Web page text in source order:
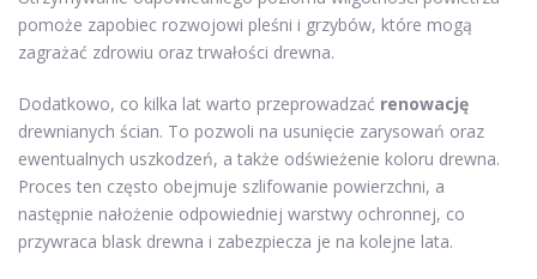
pomoże zapobiec rozwojowi pleśni i grzybów, które mogą
zagrażać zdrowiu oraz trwałości drewna.
Dodatkowo, co kilka lat warto przeprowadzać renowację
drewnianych ścian. To pozwoli na usunięcie zarysowań oraz
ewentualnych uszkodzeń, a także odświeżenie koloru drewna.
Proces ten często obejmuje szlifowanie powierzchni, a
następnie nałożenie odpowiedniej warstwy ochronnej, co
przywraca blask drewna i zabezpiecza je na kolejne lata.